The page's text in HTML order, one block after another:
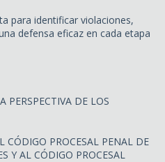
para identificar violaciones,
defensa eficaz en cada etapa
PERSPECTIVA DE LOS
CÓDIGO PROCESAL PENAL DE
Y AL CÓDIGO PROCESAL